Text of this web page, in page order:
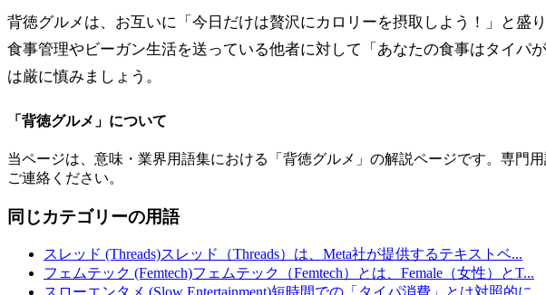
背徳グルメは、お互いに「今日だけは贅沢にカロリーを摂取しよう！」と
食事管理やビーガン生活を送っている他者に対して「あなたの食事はタイ
は厳に慎みましょう。
「 背徳グルメ 」について
当ページは、意味・業界用語集における「 背徳グルメ 」の解説ページです。専門
ご連絡ください。
同じカテゴリーの用語
スレッド (Threads)スレッド（Threads）は、Meta社が提供するテキストベ...
フェムテック (Femtech)フェムテック（Femtech）とは、Female（女性）とT...